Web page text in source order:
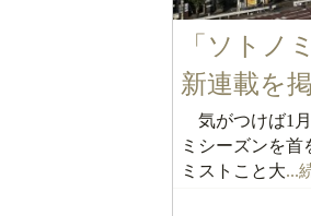
「ソトノ
新連載を
気がつけば1
ミシーズンを首
ミストこと大...